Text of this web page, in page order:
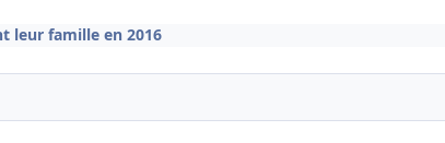
leur famille en 2016